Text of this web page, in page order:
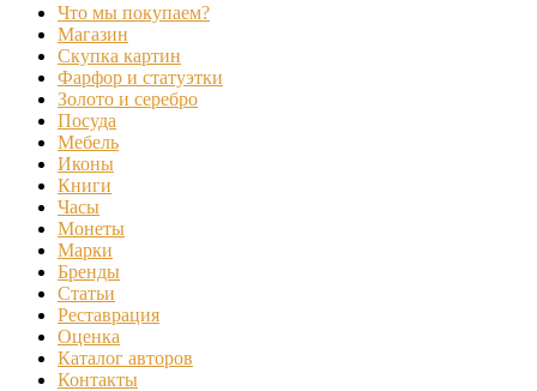
Что мы покупаем?
Магазин
Скупка картин
Фарфор и статуэтки
Золото и серебро
Посуда
Мебель
Иконы
Книги
Часы
Монеты
Марки
Бренды
Статьи
Реставрация
Оценка
Каталог авторов
Контакты